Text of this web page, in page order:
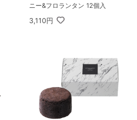
ニー&フロランタン 12個入
3,110円